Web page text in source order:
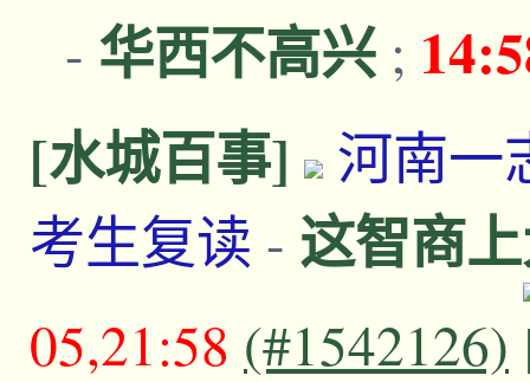
- 华西不高兴 ;
[水城百事]
河南一
考生复读 - 这智商
05,21:58 (#1542126)